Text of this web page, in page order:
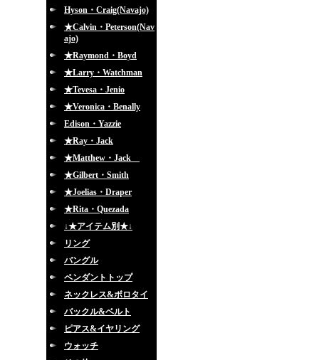
Hyson・Craig(Navajo)
★Calvin・Peterson(Nav
ajo)
★Raymond・Boyd
★Larry・Watchman
★Tevesa・Jenio
★Veronica・Benally
Edison・Yazzie
★Ray・Jack
★Matthew・Jack
★Gilbert・Smith
★Joelias・Draper
★Rita・Quezada
↓★アイテム別★↓
リング
バングル
ペンダントトップ
ネックレス&ボロタイ
バックル&ベルト
ピアス&イヤリング
ウォッチ